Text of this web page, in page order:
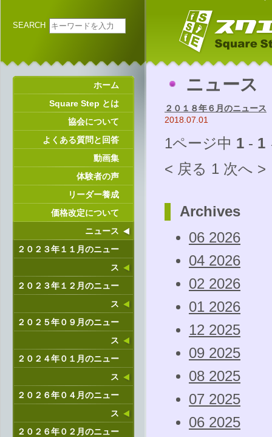
SEARCH
ホーム
Square Step とは
協会について
よくある質問と回答
動画集
体験者の声
リーダー養成
価格改定について
ニュース
２０２３年１１月のニュー
ス
２０２３年１２月のニュー
ス
２０２５年０９月のニュー
ス
２０２４年０１月のニュー
ス
２０２６年０４月のニュー
ス
２０２６年０２月のニュー
ニュース
２０１８年６月のニュース
2018.07.01
1ページ中 1 - 1
< 戻る 1 次へ >
Archives
06 2026
04 2026
02 2026
01 2026
12 2025
09 2025
08 2025
07 2025
06 2025